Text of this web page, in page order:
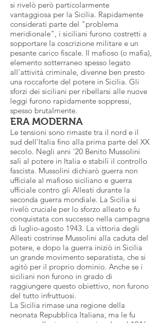
si rivelò però particolarmente
vantaggiosa per la Sicilia. Rapidamente
considerati parte del "problema
meridionale", i siciliani furono costretti a
sopportare la coscrizione militare e un
pesante carico fiscale. Il mafioso (o mafia),
elemento sotterraneo spesso legato
all'attività criminale, divenne ben presto
una roccaforte del potere in Sicilia. Gli
sforzi dei siciliani per ribellarsi alle nuove
leggi furono rapidamente soppressi,
spesso brutalmente.
ERA MODERNA
Le tensioni sono rimaste tra il nord e il
sud dell'Italia fino alla prima parte del XX
secolo. Negli anni '20 Benito Mussolini
salì al potere in Italia e stabilì il controllo
fascista. Mussolini dichiarò guerra non
ufficiale al mafioso siciliano e guerra
ufficiale contro gli Alleati durante la
seconda guerra mondiale. La Sicilia si
rivelò cruciale per lo sforzo alleato e fu
conquistata con successo nella campagna
di luglio-agosto 1943. La vittoria degli
Alleati costrinse Mussolini alla caduta del
potere, e dopo la guerra iniziò in Sicilia
un grande movimento separatista, che si
agitò per il proprio dominio. Anche se i
siciliani non furono in grado di
raggiungere questo obiettivo, non furono
del tutto infruttuosi.
La Sicilia rimase una regione della
neonata Repubblica Italiana, ma le fu